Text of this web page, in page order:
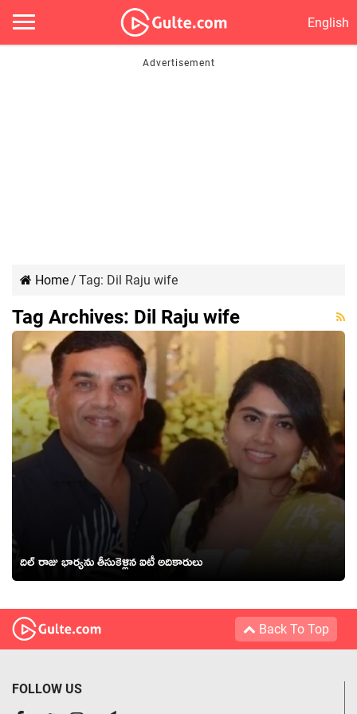
English
Home/ Tag: Dil Raju wife
Tag Archives: Dil Raju wife
దిల్ రాజు భార్యను తీసుకెళ్లిన ఐటీ అదికారులు
Back To Top
FOLLOW US